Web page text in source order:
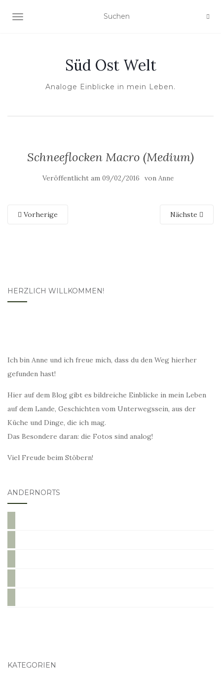
NAVIGATION UMSCHALTEN
Süd Ost Welt
Analoge Einblicke in mein Leben.
Schneeflocken Macro (Medium)
Veröffentlicht am 09/02/2016 von Anne
Vorherige Nächste
HERZLICH WILLKOMMEN!
Ich bin Anne und ich freue mich, dass du den Weg hierher
gefunden hast!
Hier auf dem Blog gibt es bildreiche Einblicke in mein Leben
auf dem Lande, Geschichten vom Unterwegssein, aus der
Küche und Dinge, die ich mag.
Das Besondere daran: die Fotos sind analog!
Viel Freude beim Stöbern!
ANDERNORTS
KATEGORIEN